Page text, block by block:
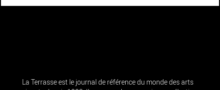
La Terrasse est le journal de référence du monde des arts